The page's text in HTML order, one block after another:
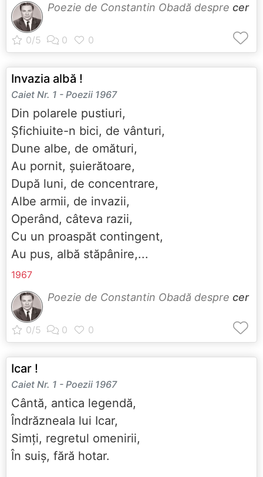
Poezie de Constantin Obadă despre cer
Invazia albă !
Caiet Nr. 1 - Poezii 1967
Din polarele pustiuri,
Șfichiuite-n bici, de vânturi,
Dune albe, de omături,
Au pornit, șuierătoare,
După luni, de concentrare,
Albe armii, de invazii,
Operând, câteva razii,
Cu un proaspăt contingent,
Au pus, albă stăpânire,...
1967
Poezie de Constantin Obadă despre cer
Icar !
Caiet Nr. 1 - Poezii 1967
Cântă, antica legendă,
Îndrăzneala lui Icar,
Simți, regretul omenirii,
În suiș, fără hotar.